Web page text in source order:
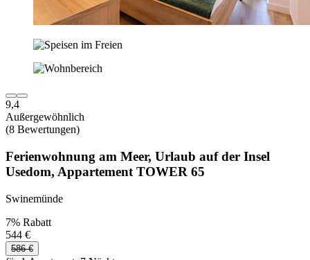
9,4
Außergewöhnlich
(8 Bewertungen)
Ferienwohnung am Meer, Urlaub auf der Insel
Usedom, Appartement TOWER 65
Swinemünde
7% Rabatt
544 €
586 €